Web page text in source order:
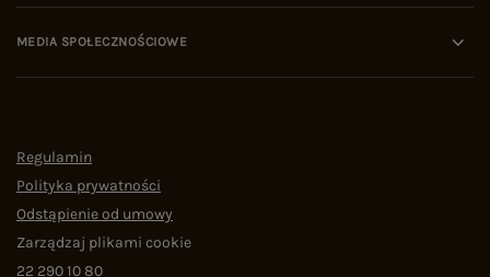
MEDIA SPOŁECZNOŚCIOWE
Regulamin
Polityka prywatności
Odstąpienie od umowy
Zarządzaj plikami cookie
22 290 10 80